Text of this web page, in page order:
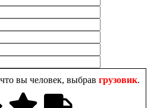
вы человек, выбрав грузовик.